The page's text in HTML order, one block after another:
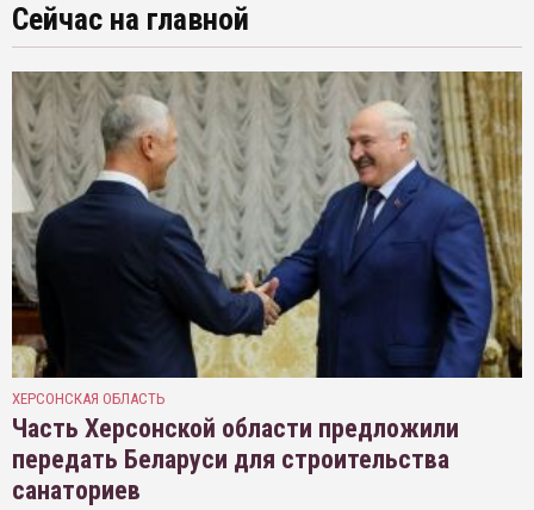
Сейчас на главной
ХЕРСОНСКАЯ ОБЛАСТЬ
Часть Херсонской области предложили
передать Беларуси для строительства
санаториев